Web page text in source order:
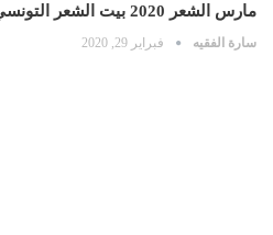
مارس الشعر 2020 بيت الشعر التونسي
سارة الفقيه فبراير 29, 2020